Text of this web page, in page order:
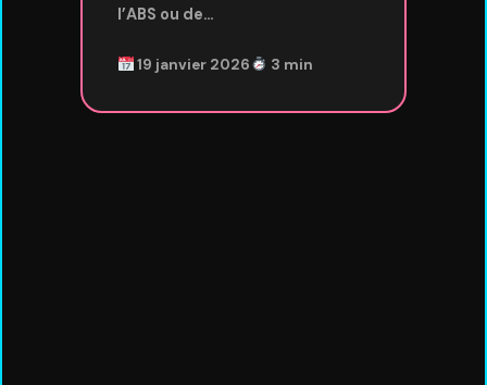
l’ABS ou de…
19 janvier 2026 3 min